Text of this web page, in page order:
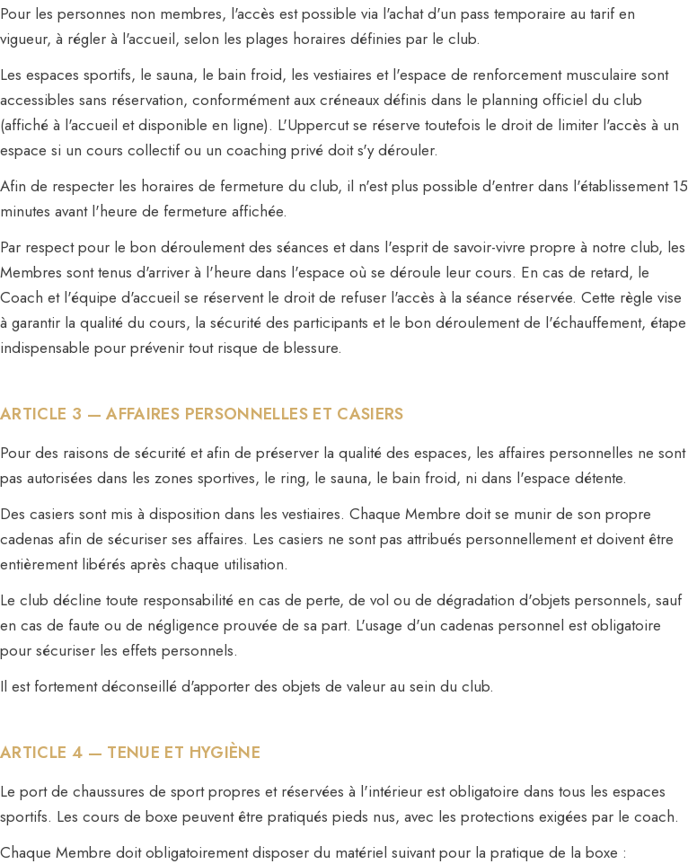
Pour les personnes non membres, l'accès est possible via l'achat d'un pass temporaire au tarif en
vigueur, à régler à l'accueil, selon les plages horaires définies par le club.
Les espaces sportifs, le sauna, le bain froid, les vestiaires et l'espace de renforcement musculaire sont
accessibles sans réservation, conformément aux créneaux définis dans le planning officiel du club
(affiché à l'accueil et disponible en ligne). L'Uppercut se réserve toutefois le droit de limiter l'accès à un
espace si un cours collectif ou un coaching privé doit s'y dérouler.
Afin de respecter les horaires de fermeture du club, il n'est plus possible d'entrer dans l'établissement 15
minutes avant l'heure de fermeture affichée.
Par respect pour le bon déroulement des séances et dans l'esprit de savoir-vivre propre à notre club, les
Membres sont tenus d'arriver à l'heure dans l'espace où se déroule leur cours. En cas de retard, le
Coach et l'équipe d'accueil se réservent le droit de refuser l'accès à la séance réservée. Cette règle vise
à garantir la qualité du cours, la sécurité des participants et le bon déroulement de l'échauffement, étape
indispensable pour prévenir tout risque de blessure.
ARTICLE 3 — AFFAIRES PERSONNELLES ET CASIERS
Pour des raisons de sécurité et afin de préserver la qualité des espaces, les affaires personnelles ne sont
pas autorisées dans les zones sportives, le ring, le sauna, le bain froid, ni dans l'espace détente.
Des casiers sont mis à disposition dans les vestiaires. Chaque Membre doit se munir de son propre
cadenas afin de sécuriser ses affaires. Les casiers ne sont pas attribués personnellement et doivent être
entièrement libérés après chaque utilisation.
Le club décline toute responsabilité en cas de perte, de vol ou de dégradation d'objets personnels, sauf
en cas de faute ou de négligence prouvée de sa part. L'usage d'un cadenas personnel est obligatoire
pour sécuriser les effets personnels.
Il est fortement déconseillé d'apporter des objets de valeur au sein du club.
ARTICLE 4 — TENUE ET HYGIÈNE
Le port de chaussures de sport propres et réservées à l'intérieur est obligatoire dans tous les espaces
sportifs. Les cours de boxe peuvent être pratiqués pieds nus, avec les protections exigées par le coach.
Chaque Membre doit obligatoirement disposer du matériel suivant pour la pratique de la boxe :